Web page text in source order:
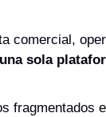
comercial,
una sola
fragmentados